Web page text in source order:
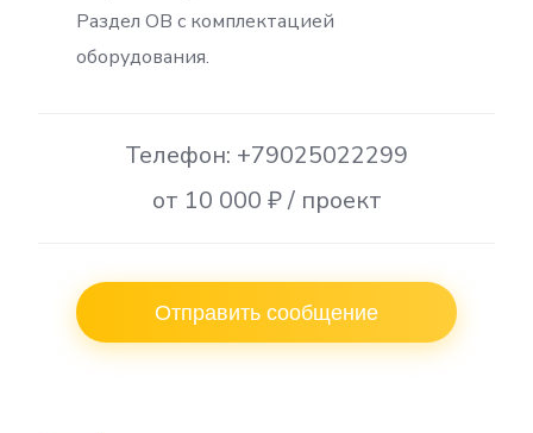
Раздел ОВ с комплектацией
оборудования.
Телефон: +79025022299
от 10 000 ₽ / проект
Отправить сообщение